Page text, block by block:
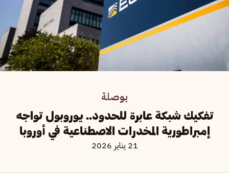
بوصلة
تفكيك شبكة عابرة للحدود.. يوروبول تواجه
إمبراطورية المخدرات الاصطناعية في أوروبا
21 يناير 2026